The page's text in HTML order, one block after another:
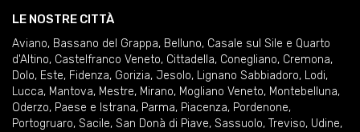
LE NOSTRE CITTÀ
Aviano, Bassano del Grappa, Belluno, Casale sul Sile e Quarto
d'Altino, Castelfranco Veneto, Cittadella, Conegliano, Cremona,
Dolo, Este, Fidenza, Gorizia, Jesolo, Lignano Sabbiadoro, Lodi,
Lucca, Mantova, Mestre, Mirano, Mogliano Veneto, Montebelluna,
Oderzo, Paese e Istrana, Parma, Piacenza, Pordenone,
Portogruaro, Sacile, San Donà di Piave, Sassuolo, Treviso, Udine,